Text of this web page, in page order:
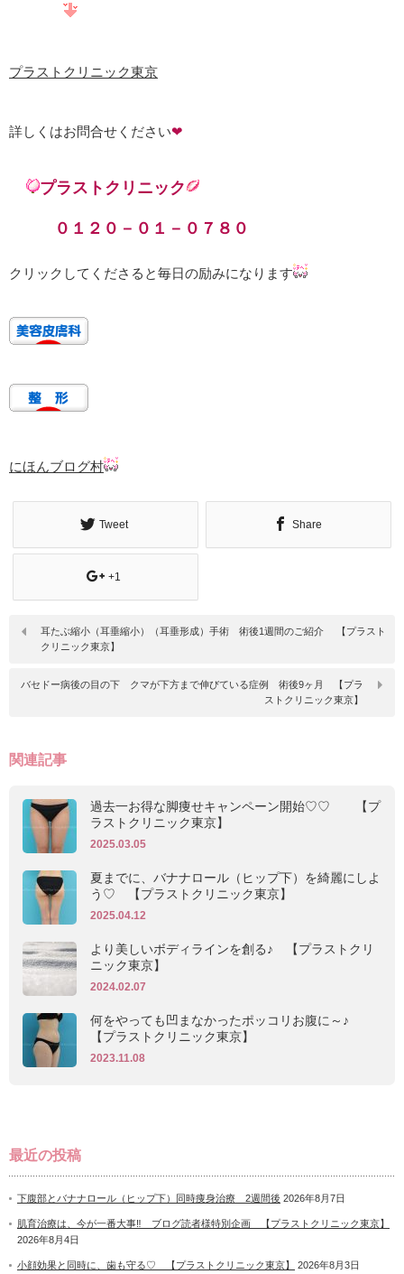
プラストクリニック東京
詳しくはお問合せください❤
プラストクリニック
０１２０－０１－０７８０
クリックしてくださると毎日の励みになります
にほんブログ村
Tweet Share
+1
耳たぶ縮小（耳垂縮小）（耳垂形成）手術 術後1週間のご紹介 【プラスト
クリニック東京】
バセドー病後の目の下 クマが下方まで伸びている症例 術後9ヶ月 【プラ
ストクリニック東京】
関連記事
過去一お得な脚痩せキャンペーン開始♡♡ 【プ
ラストクリニック東京】
2025.03.05
夏までに、バナナロール（ヒップ下）を綺麗にしよ
う♡ 【プラストクリニック東京】
2025.04.12
より美しいボディラインを創る♪ 【プラストクリ
ニック東京】
2024.02.07
何をやっても凹まなかったポッコリお腹に～♪
【プラストクリニック東京】
2023.11.08
最近の投稿
下腹部とバナナロール（ヒップ下）同時痩身治療 2週間後 2026年8月7日
肌育治療は、今が一番大事‼ ブログ読者様特別企画 【プラストクリニック東京】
2026年8月4日
小顔効果と同時に、歯も守る♡ 【プラストクリニック東京】 2026年8月3日